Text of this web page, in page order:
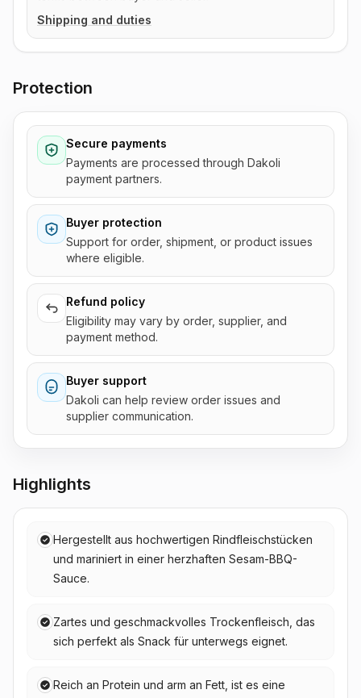
Highlights
Hergestellt aus hochwertigen Rindfleischstücken
und mariniert in einer herzhaften Sesam-BBQ-
Sauce.
Zartes und geschmackvolles Trockenfleisch, das
sich perfekt als Snack für unterwegs eignet.
Reich an Protein und arm an Fett, ist es eine
Shipping and duties
Protection
Secure payments
Payments are processed through Dakoli
payment partners.
Buyer protection
Support for order, shipment, or product issues
where eligible.
Refund policy
Eligibility may vary by order, supplier, and
payment method.
Buyer support
Dakoli can help review order issues and
supplier communication.